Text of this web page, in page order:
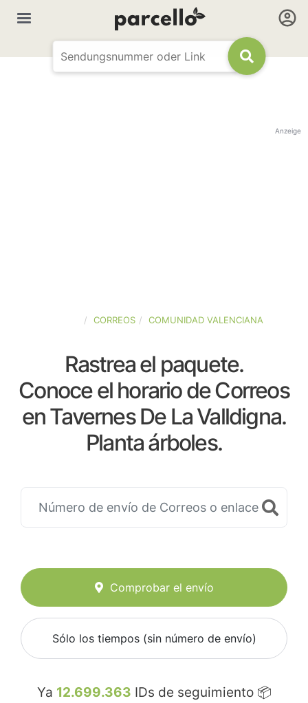
Anzeige
CORREOS COMUNIDAD VALENCIANA
Rastrea el paquete.
Conoce el horario de Correos
en Tavernes De La Valldigna.
Planta árboles.
Comprobar el envío
Sólo los tiempos (sin número de envío)
Ya 12.699.363 IDs de seguimiento 📦